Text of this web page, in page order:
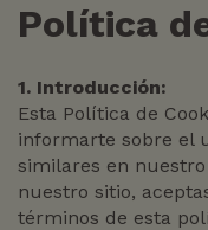
Política
1. Introducción:
Esta Política de
informarte sobre el
similares en
nuestro sitio,
términos de esta